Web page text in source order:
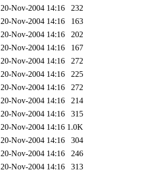
20-Nov-2004 14:16
232
20-Nov-2004 14:16
163
20-Nov-2004 14:16
202
20-Nov-2004 14:16
167
20-Nov-2004 14:16
272
20-Nov-2004 14:16
225
20-Nov-2004 14:16
272
20-Nov-2004 14:16
214
20-Nov-2004 14:16
315
20-Nov-2004 14:16 1.0K
20-Nov-2004 14:16
304
20-Nov-2004 14:16
246
20-Nov-2004 14:16
313